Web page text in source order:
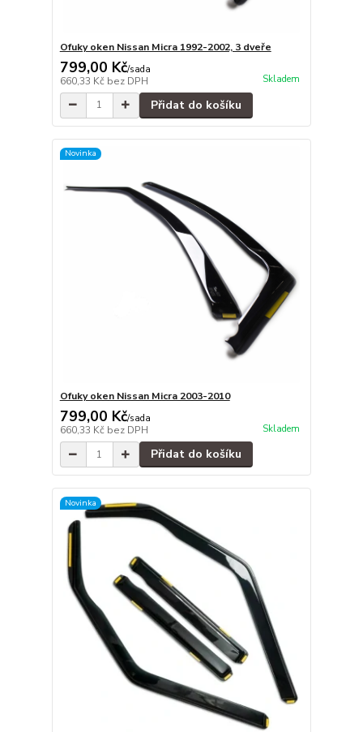
Ofuky oken Nissan Micra 1992-2002, 3 dveře
799,00 Kč/sada
660,33 Kč bez DPH Skladem
Přidat do košíku
Novinka
Ofuky oken Nissan Micra 2003-2010
799,00 Kč/sada
660,33 Kč bez DPH Skladem
Přidat do košíku
Novinka